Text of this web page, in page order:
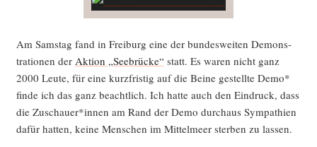
Am Sams­tag fand in Frei­burg eine der bun­des­wei­ten Demons­
tra­tio­nen der Akti­on „See­brü­cke“ statt. Es waren nicht ganz
2000 Leu­te, für eine kurz­fris­tig auf die Bei­ne gestell­te Demo*
fin­de ich das ganz beacht­lich. Ich hat­te auch den Ein­druck, dass
die Zuschauer*innen am Rand der Demo durch­aus Sym­pa­thien
dafür hat­ten, kei­ne Men­schen im Mit­tel­meer ster­ben zu lassen.